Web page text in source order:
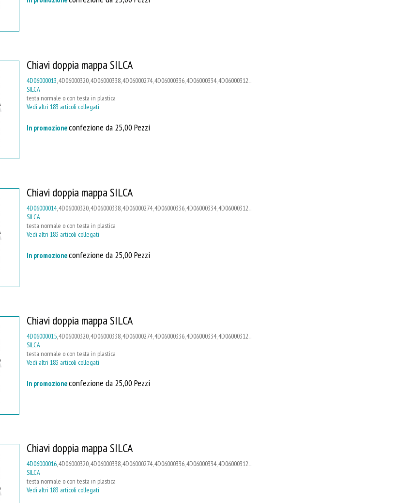
Chiavi doppia mappa SILCA
4D06000013 , 4D06000320, 4D06000338, 4D06000274, 4D06000336, 4D06000334, 4D06000312...
SILCA
testa normale o con testa in plastica
Vedi altri 183 articoli collegati
In promozioneconfezione da 25,00 Pezzi
Chiavi doppia mappa SILCA
4D06000014, 4D06000320, 4D06000338, 4D06000274, 4D06000336, 4D06000334, 4D06000312...
SILCA
testa normale o con testa in plastica
Vedi altri 183 articoli collegati
In promozioneconfezione da 25,00 Pezzi
Chiavi doppia mappa SILCA
4D06000015, 4D06000320, 4D06000338, 4D06000274, 4D06000336, 4D06000334, 4D06000312...
SILCA
testa normale o con testa in plastica
Vedi altri 183 articoli collegati
In promozioneconfezione da 25,00 Pezzi
Chiavi doppia mappa SILCA
4D06000016, 4D06000320, 4D06000338, 4D06000274, 4D06000336, 4D06000334, 4D06000312...
SILCA
testa normale o con testa in plastica
Vedi altri 183 articoli collegati